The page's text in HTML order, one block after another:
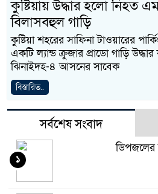
কুষ্টিয়ায় উদ্ধার হলো নিহত
বিলাসবহুল গাড়ি
কুষ্টিয়া শহরের সাফিনা টাওয়ারের
একটি ল্যান্ড ক্রুজার প্রাডো গাড়ি
ঝিনাইদহ-৪ আসনের সাবেক
বিস্তারিত..
সর্বশেষ সংবাদ
ডিপজলের
১